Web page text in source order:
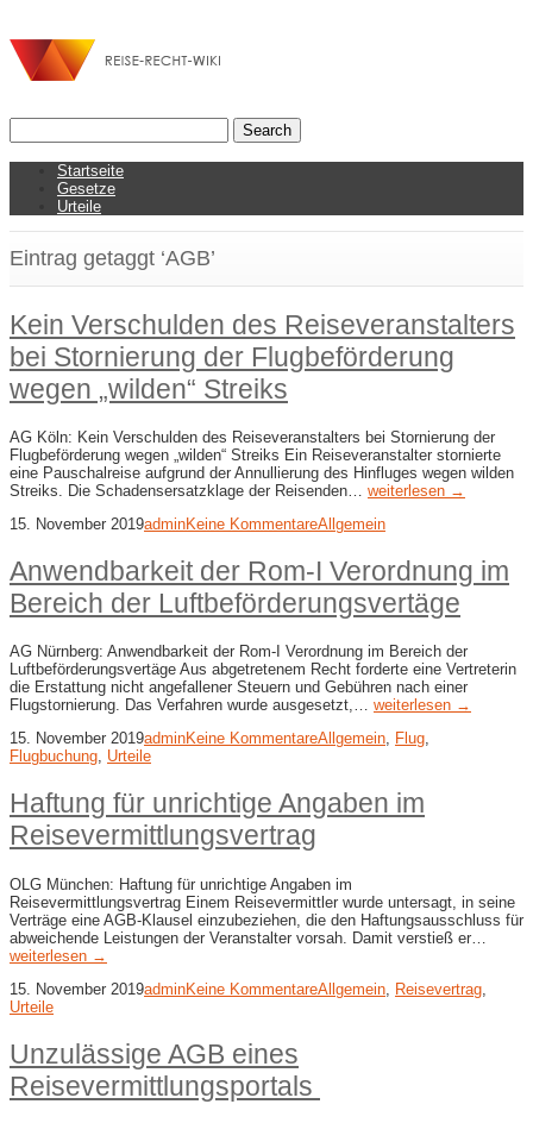
Startseite
Gesetze
Urteile
Eintrag getaggt ‘AGB’
Kein Verschulden des Reiseveranstalters
bei Stornierung der Flugbeförderung
wegen „wilden“ Streiks
AG Köln: Kein Verschulden des Reiseveranstalters bei Stornierung der
Flugbeförderung wegen „wilden“ Streiks Ein Reiseveranstalter stornierte
eine Pauschalreise aufgrund der Annullierung des Hinfluges wegen wilden
Streiks. Die Schadensersatzklage der Reisenden… weiterlesen →
15. November 2019adminKeine KommentareAllgemein
Anwendbarkeit der Rom-I Verordnung im
Bereich der Luftbeförderungsvertäge
AG Nürnberg: Anwendbarkeit der Rom-I Verordnung im Bereich der
Luftbeförderungsvertäge Aus abgetretenem Recht forderte eine Vertreterin
die Erstattung nicht angefallener Steuern und Gebühren nach einer
Flugstornierung. Das Verfahren wurde ausgesetzt,… weiterlesen →
15. November 2019adminKeine KommentareAllgemein, Flug,
Flugbuchung, Urteile
Haftung für unrichtige Angaben im
Reisevermittlungsvertrag
OLG München: Haftung für unrichtige Angaben im
Reisevermittlungsvertrag Einem Reisevermittler wurde untersagt, in seine
Verträge eine AGB-Klausel einzubeziehen, die den Haftungsausschluss für
abweichende Leistungen der Veranstalter vorsah. Damit verstieß er…
weiterlesen →
15. November 2019adminKeine KommentareAllgemein Reisevertrag
Urteile
Unzulässige AGB eines
Reisevermittlungsportals